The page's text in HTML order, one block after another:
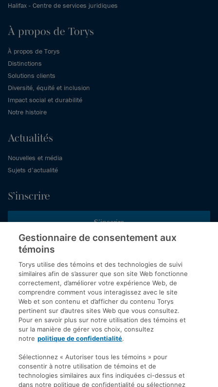
Halifax - Centre de services juridiques
À propos de Torys
À propos de Torys
Distinctions
Solutions clients
Diversité, équité et inclusion
Impact social et durabilité
Notre histoire
Actualités
Nouvelles et média
Sujets d’actualité
S’inscrire
S’inscrire
Inscrivez-vous aux publications de Torys pour recevoir nos derniers
commentaires, notre calendrier de webinaires et d’événements et
plus encore.
© 2026 Société d'avocats Torys S.E.N.C.R.L. Tous droits
réservés.
Politique de protection des renseignements personnels
Droit d’auteur
Avis de non-responsabilité
Modalités générales
Accessibilité
Gestionnaire de consentement aux
témoins
Torys utilise des témoins et des technologies de suivi
similaires afin de s’assurer que son site Web fonctionne
correctement, d’améliorer votre expérience Web, de
comprendre comment vous interagissez avec le site
Web et son contenu et d’afficher du contenu Torys
pertinent sur d’autres sites Web que vous consultez.
Pour en savoir plus sur notre utilisation des témoins et
sur la manière de gérer vos choix, consultez
notre politique de confidentialité.
Sélectionnez « Autoriser tous les témoins » pour
consentir à notre utilisation de témoins et de
technologies similaires aux fins indiquées ci-dessus et
dans notre politique de confidentialité ou sélectionnez